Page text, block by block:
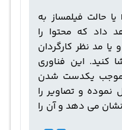
فناوری FILMMAKER Mode یا حالت فیلمساز به
داد که محتوا را
مد نظر کارگردان
کنید. این فناوری
موجب یکدست شدن
نموده و تصاویر را
می دهد و آن را